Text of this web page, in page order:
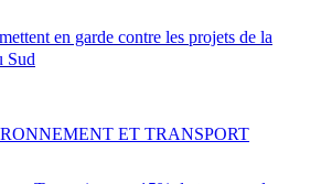
en garde contre les projets de la
Sud
ET TRANSPORT